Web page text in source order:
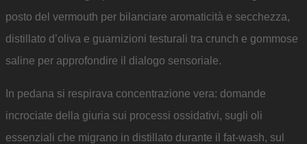
posto del vermouth per bilanciare aromaticità e secchezza,
distillato d’oliva e guarnizioni testurali tra crunch e gommose
saline per approfondire il dialogo sensoriale.
In pedana si respirava concentrazione vera: domande
incrociate della giuria sui processi ossidativi, sugli oli
essenziali che migrano in distillato durante il fat-wash, sul